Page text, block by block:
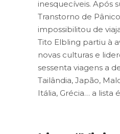
inesquecíveis. Após
Transtorno de
impossibilitou de
Tito Elbling partiu à
novas culturas e
sessenta viagens a
Tailândia, Japão,
Itália, Grécia… a lista